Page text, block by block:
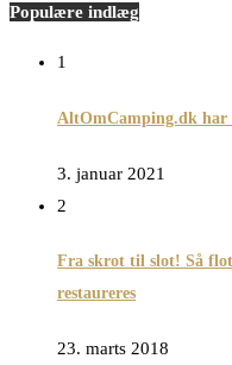
Populære indlæg
1
AltOmCamping.dk har
3. januar 2021
2
Fra skrot til slot! Så
restaureres
23. marts 2018